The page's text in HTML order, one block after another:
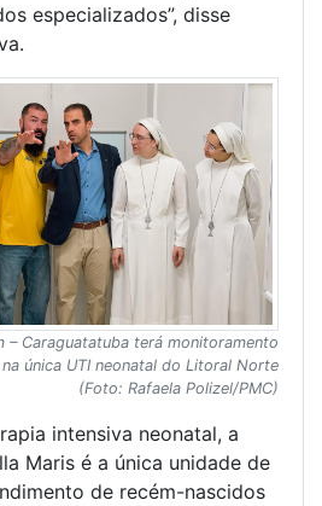
especializados”, disse
– Caraguatatuba terá monitoramento
única UTI neonatal do Litoral Norte
(Foto: Rafaela Polizel/PMC)
intensiva neonatal, a
Maris é a única unidade de
de recém-nascidos